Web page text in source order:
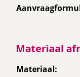
Materiaal
Materiaal: